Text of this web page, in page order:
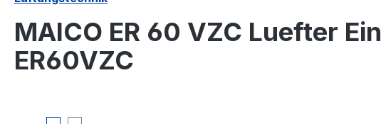
MAICO ER 60 VZC Luefter
ER60VZC